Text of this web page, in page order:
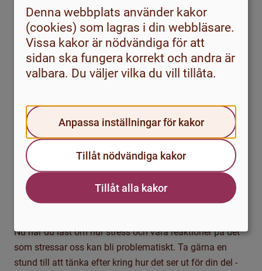
magen
Värk och spänning i kroppen
Huvudvärk
Hjärtklappning
Svårare att andas
Svårare att problemlösa och fatta beslut
Svårt att koncentrera dig och få saker gjorda
Sämre minne
Trötthet och brist på energi
Svårt att känna dig utvilad
Sämre immunförsvar
Nu har du läst om hur stress och våra reaktioner på det
som stressar oss kan bli problematiskt. Ta gärna en
stund till att tänka efter kring hur det ser ut för din del -
Denna webbplats använder kakor
(cookies) som lagras i din webbläsare.
Vissa kakor är nödvändiga för att
sidan ska fungera korrekt och andra är
valbara. Du väljer vilka du vill tillåta.
Anpassa inställningar för kakor
Tillåt nödvändiga kakor
Tillåt alla kakor